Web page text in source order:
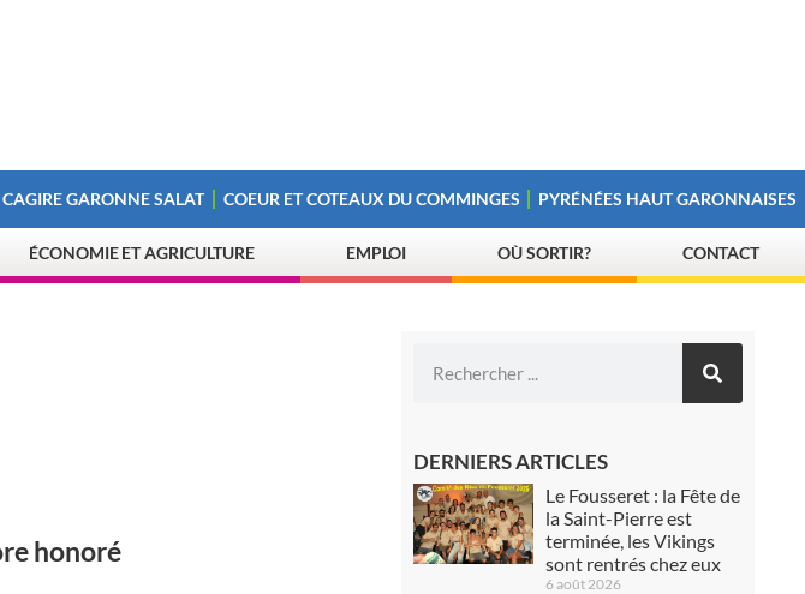
CAGIRE GARONNE SALAT COEUR ET COTEAUX DU COMMINGES PYRÉNÉES HAUT GARONNAISES
ÉCONOMIE ET AGRICULTURE EMPLOI OÙ SORTIR? CONTACT
honoré
DERNIERS ARTICLES
Le Fousseret : la Fête de
la Saint-Pierre est
terminée, les Vikings
sont rentrés chez eux
6 août 2026